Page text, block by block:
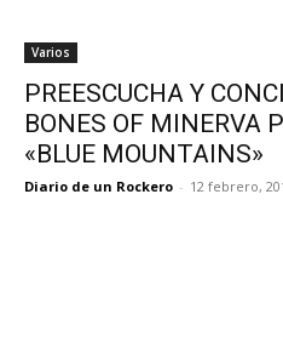
Varios
PREESCUCHA Y
BONES OF MINERVA
«BLUE MOUNTAINS»
Diario de un Rockero - 12 febrero,